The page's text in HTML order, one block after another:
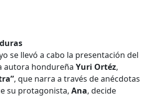
se llevó a cabo la presentación del
autora hondureña Yuri Ortéz,
, que narra a través de anécdotas
su protagonista, Ana, decide